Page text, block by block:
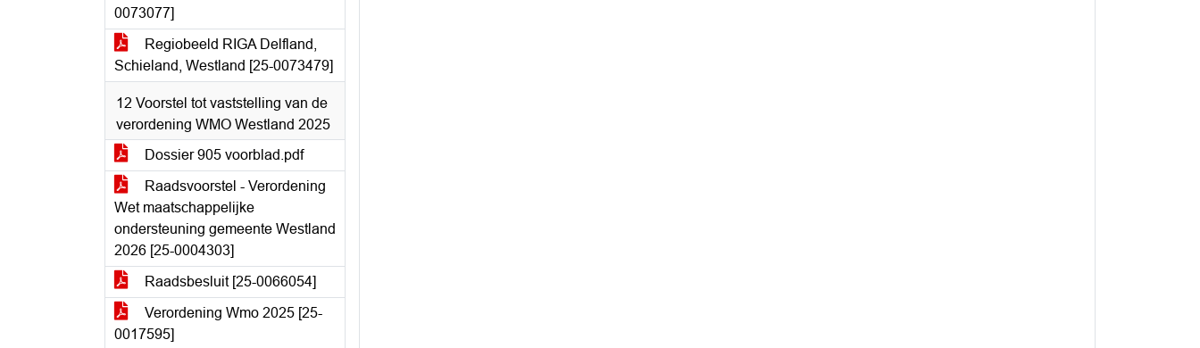
0073077]
Regiobeeld RIGA Delfland,
Schieland, Westland [25-0073479]
12 Voorstel tot vaststelling van de
verordening WMO Westland 2025
Dossier 905 voorblad.pdf
Raadsvoorstel - Verordening
Wet maatschappelijke
ondersteuning gemeente Westland
2026 [25-0004303]
Raadsbesluit [25-0066054]
Verordening Wmo 2025 [25-
0017595]